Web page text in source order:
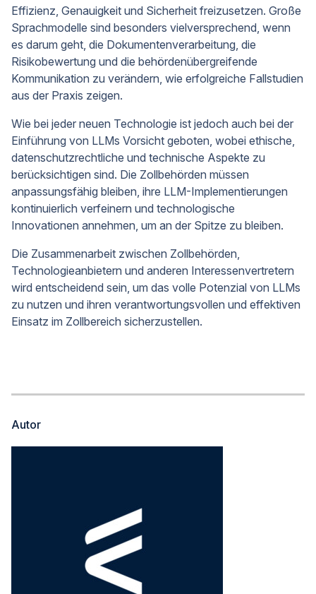
Effizienz, Genauigkeit und Sicherheit freizusetzen. Große
Sprachmodelle sind besonders vielversprechend, wenn
es darum geht, die Dokumentenverarbeitung, die
Risikobewertung und die behördenübergreifende
Kommunikation zu verändern, wie erfolgreiche Fallstudien
aus der Praxis zeigen.
Wie bei jeder neuen Technologie ist jedoch auch bei der
Einführung von LLMs Vorsicht geboten, wobei ethische,
datenschutzrechtliche und technische Aspekte zu
berücksichtigen sind. Die Zollbehörden müssen
anpassungsfähig bleiben, ihre LLM-Implementierungen
kontinuierlich verfeinern und technologische
Innovationen annehmen, um an der Spitze zu bleiben.
Die Zusammenarbeit zwischen Zollbehörden,
Technologieanbietern und anderen Interessenvertretern
wird entscheidend sein, um das volle Potenzial von LLMs
zu nutzen und ihren verantwortungsvollen und effektiven
Einsatz im Zollbereich sicherzustellen.
Autor